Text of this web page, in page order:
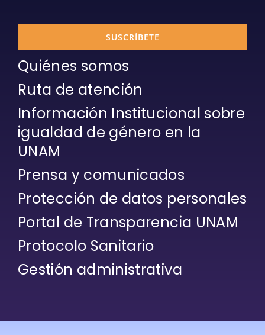
SUSCRÍBETE
Quiénes somos
Ruta de atención
Información Institucional sobre
igualdad de género en la
UNAM
Prensa y comunicados
Protección de datos personales
Portal de Transparencia UNAM
Protocolo Sanitario
Gestión administrativa